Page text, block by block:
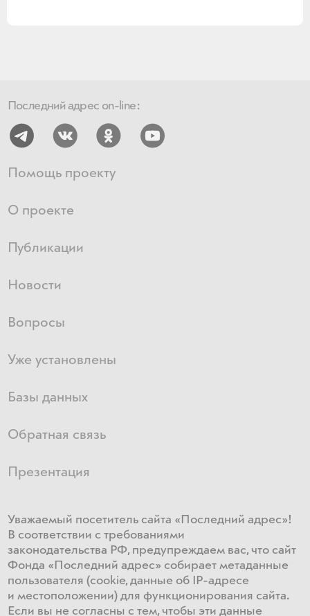
Последний адрес on-line:
Помощь проекту
О проекте
Публикации
Новости
Вопросы
Уже установлены
Базы данных
Обратная связь
Презентация
Уважаемый посетитель сайта «Последний адрес»!
В соответствии с требованиями
законодательства РФ, предупреждаем вас, что сайт
Фонда «Последний адрес» собирает метаданные
пользователя (cookie, данные об IP-адресе
и местоположении) для функционирования сайта​.
Если ​вы не согласны с тем, чтобы эти данные